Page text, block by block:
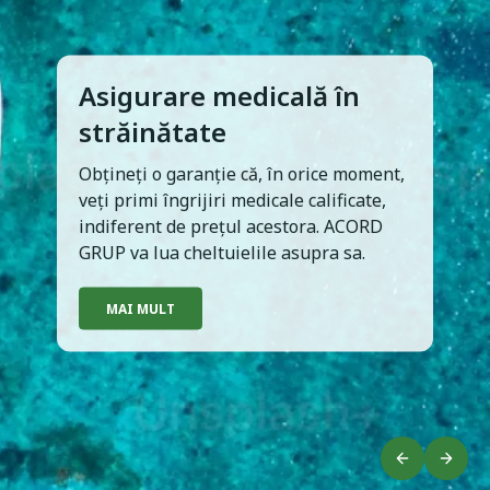
Asigurarea Carte Verde
Aplică pentru polița Carte Verde, fără a
ieși din casă!
CUMPĂRĂ
Asigurare medicală în
străinătate
Obțineți o garanție că, în orice moment,
veți primi îngrijiri medicale calificate,
indiferent de prețul acestora. ACORD
GRUP va lua cheltuielile asupra sa.
MAI MULT
Asigurare RCA
Aplică pentru polița RCA, fără a ieși din
casă!
CUMPĂRĂ
Asigurarea CASCO
ACORD GRUP oferă protecție completă
pentru mașina dvs.
Comandați online fără a ieși din casă.